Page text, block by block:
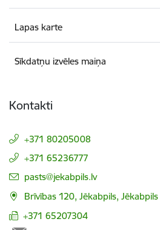
Lapas karte
Sīkdatņu izvēles maiņa
Kontakti
+371 80205008
+371 65236777
E-pasts:
pasts@jekabpils.lv
Brīvības 120, Jēkabpils,
+371 65207304